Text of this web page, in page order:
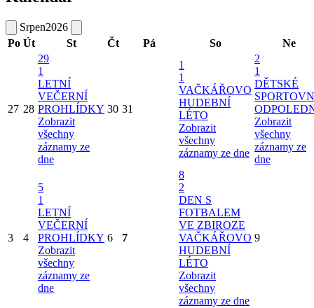
Srpen2026
Po Út St Čt Pá So Ne
27 28
29
1
LETNÍ
VEČERNÍ
PROHLÍDKY
Zobrazit
všechny
záznamy ze
dne
30 31
1
1
VAČKÁŘOVO
HUDEBNÍ
LÉTO
Zobrazit
všechny
záznamy ze dne
2
1
DĚTSKÉ
Zobrazit
všechny
záznamy ze
dne
3 4
5
1
LETNÍ
VEČERNÍ
PROHLÍDKY
Zobrazit
všechny
záznamy ze
dne
6 7
8
2
DEN S
FOTBALEM
VE ZBIROZE
VAČKÁŘOVO
HUDEBNÍ
LÉTO
Zobrazit
všechny
záznamy ze dne
9